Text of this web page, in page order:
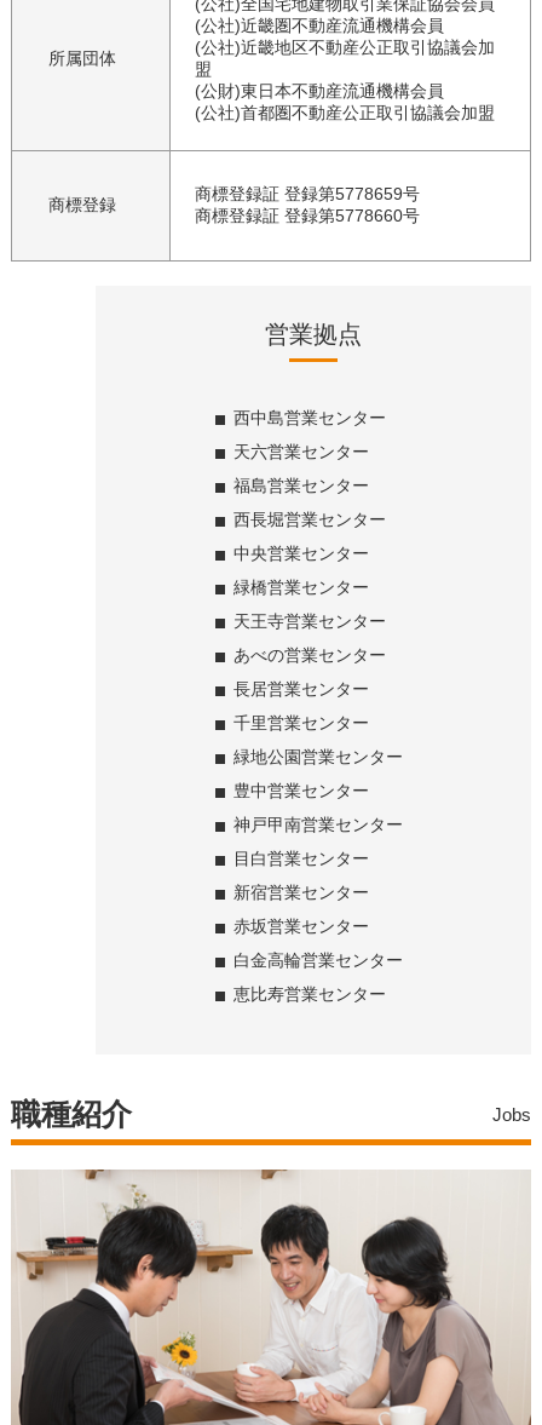
所属団体
(公社)近畿圏不動産流通機構会員
(公社)近畿地区不動産公正取引協議会加
盟
(公財)東日本不動産流通機構会員
(公社)首都圏不動産公正取引協議会加盟
商標登録
商標登録証 登録第5778659号
商標登録証 登録第5778660号
営業拠点
西中島営業センター
天六営業センター
福島営業センター
西長堀営業センター
中央営業センター
緑橋営業センター
天王寺営業センター
あべの営業センター
長居営業センター
千里営業センター
緑地公園営業センター
豊中営業センター
神戸甲南営業センター
目白営業センター
新宿営業センター
赤坂営業センター
白金高輪営業センター
恵比寿営業センター
職種紹介 Jobs